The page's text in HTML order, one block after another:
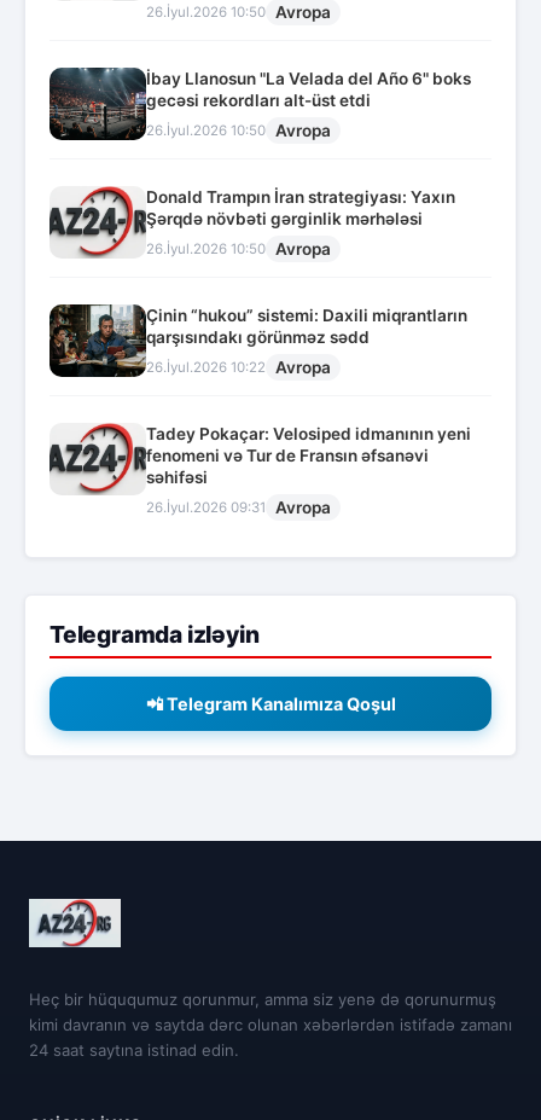
26.İyul.2026 10:50 Avropa
İbay Llanosun "La Velada del Año 6" boks
gecəsi rekordları alt-üst etdi
26.İyul.2026 10:50 Avropa
Donald Trampın İran strategiyası: Yaxın
Şərqdə növbəti gərginlik mərhələsi
26.İyul.2026 10:50 Avropa
Çinin “hukou” sistemi: Daxili miqrantların
qarşısındakı görünməz sədd
26.İyul.2026 10:22 Avropa
Tadey Pokaçar: Velosiped idmanının yeni
fenomeni və Tur de Fransın əfsanəvi
səhifəsi
26.İyul.2026 09:31 Avropa
Telegramda izləyin
📲 Telegram Kanalımıza Qoşul
Heç bir hüququmuz qorunmur, amma siz yenə də qorunurmuş
kimi davranın və saytda dərc olunan xəbərlərdən istifadə zamanı
24 saat saytına istinad edin.